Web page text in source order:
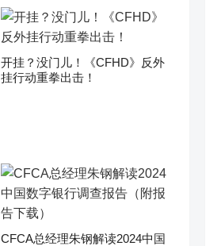
开挂？没门儿！《CFHD》反外
挂行动重拳出击！
CFCA总经理朱钢解读2024中国